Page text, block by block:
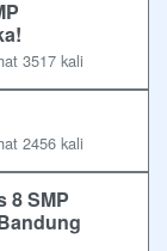
3517 kali
2456 kali
8 SMP